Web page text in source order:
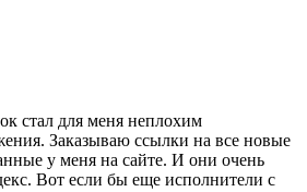
стал для меня неплохим
Заказываю ссылки на все новые
у меня на сайте. И они очень
Вот если бы еще исполнители с